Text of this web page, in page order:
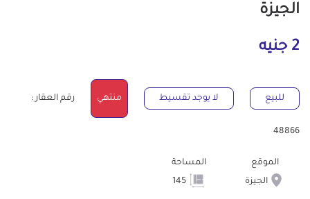
الجيزة
2 جنيه
للبيع لا يوجد تقسيط منتهي رقم العقار :
48866
الموقع
الجيزة
المساحة